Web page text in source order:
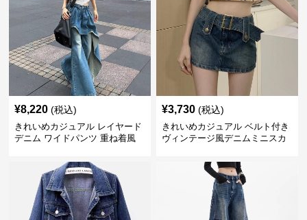
¥8,220 (税込)
きれいめカジュアル レイヤード
デニム ワイドパンツ 重ね着風
¥3,730 (税込)
きれいめカジュアル ベルト付き
ヴィンテージ風デニムミニスカ